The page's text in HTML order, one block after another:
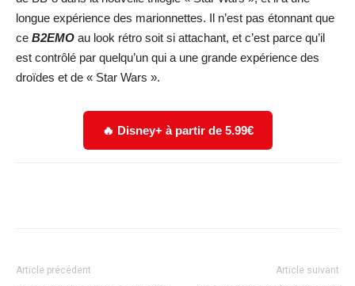
longue expérience des marionnettes. Il n’est pas étonnant que
ce B2EMO au look rétro soit si attachant, et c’est parce qu’il
est contrôlé par quelqu’un qui a une grande expérience des
droïdes et de « Star Wars ».
🔥 Disney+ à partir de 5.99€
Article précédent Article suivant